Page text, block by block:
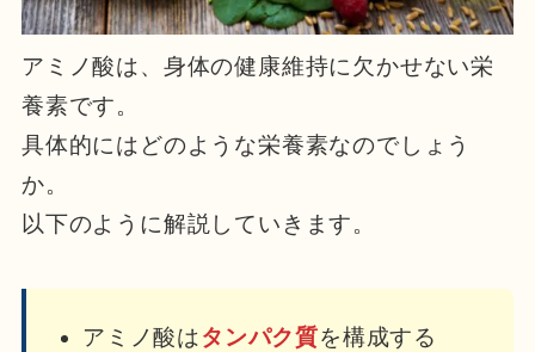
アミノ酸は、身体の健康維持に欠かせない栄
養素です。
具体的にはどのような栄養素なのでしょう
か。
以下のように解説していきます。
アミノ酸はタンパク質を構成する